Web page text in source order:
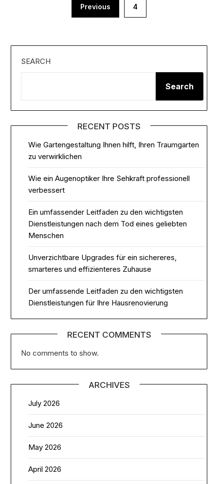
Previous 4
SEARCH
Search
RECENT POSTS
Wie Gartengestaltung Ihnen hilft, Ihren Traumgarten
zu verwirklichen
Wie ein Augenoptiker Ihre Sehkraft professionell
verbessert
Ein umfassender Leitfaden zu den wichtigsten
Dienstleistungen nach dem Tod eines geliebten
Menschen
Unverzichtbare Upgrades für ein sichereres,
smarteres und effizienteres Zuhause
Der umfassende Leitfaden zu den wichtigsten
Dienstleistungen für Ihre Hausrenovierung
RECENT COMMENTS
No comments to show.
ARCHIVES
July 2026
June 2026
May 2026
April 2026